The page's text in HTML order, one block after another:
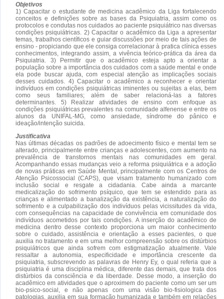
Objetivos
1) Capacitar o estudante de medicina acadêmico da Liga fortalecendo
conceitos e definições sobre as bases da Psiquiatria, assim como os
protocolos e condutas nos cuidados ao paciente psiquiátrico nas diversas
condições psiquiátricas. 2) Capacitar o acadêmico da Liga a apresentar
temas, trabalhos científicos e guiar discussões por meio de tais ações de
ensino - propiciando que ele consiga correlacionar à pratica clínica esses
conhecimentos, integrando assim, a vivência teórico-prática da área da
Psiquiatria. 3) Permitir que o acadêmico esteja apto a orientar a
população sobre a importância dos cuidados com a saúde mental e onde
ela pode buscar ajuda, com especial atenção as implicações sociais
desses cuidados. 4) Capacitar o acadêmico a reconhecer e orientar
indivíduos em condições psiquiátricas iminentes ou sujeitas a elas, bem
como seus familiares; além de saber relacioná-las a fatores
determinantes. 5) Realizar atividades de ensino com enfoque as
condições psiquiátricas prevalentes na comunidade alfenense e entre os
alunos da UNIFAL-MG, como ansiedade, síndrome do pânico e
ideação/intenção suicida.
Justificativa
Nas últimas décadas os padrões de adoecimento físico e mental tem se
alterado, principalmente entre crianças e adolescentes, com aumento na
prevalência de transtornos mentais nas comunidades em geral.
Acompanhando essas mudanças veio a reforma psiquiátrica e a adoção
de novas práticas em Saúde Mental, principalmente com os Centros de
Atenção Psicossocial (CAPS), que visam tratamento humanizado com
inclusão social e resgate a cidadania. Cabe ainda a marcante
medicalização do sofrimento psíquico, que tem se estendido para as
crianças e alimentado a banalização da existência, a naturalização do
sofrimento e a culpabilização dos indivíduos pelas vicissitudes da vida,
com consequências na capacidade de convivência em comunidade dos
indivíduos acometidos por tais condições. A inserção do acadêmico de
medicina dentro desse contexto proporciona um maior conhecimento
sobre o cuidado, assistência e orientação a esses pacientes, o que
auxilia no tratamento e em uma melhor compreensão sobre os distúrbios
psiquiátricos que ainda sofrem com estigmatização atualmente. Vale
ressaltar a autonomia, especificidade e importância crescente da
psiquiatria, subscrevendo as palavras de Henry Ey, o qual referia que a
psiquiatria é uma disciplina médica, diferente das demais, que trata dos
distúrbios da consciência e da liberdade. Desse modo, a inserção do
acadêmico em atividades que o aproximem do paciente como um ser um
bio-psico-social, e não apenas com uma visão bio-fisiologica das
patologias, auxilia em sua formação humanizada e também em relações